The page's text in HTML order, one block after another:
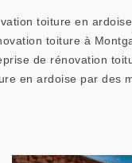
toiture en
toiture à
de rénovation
en ardoise par des